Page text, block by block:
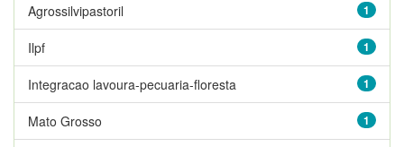
1
Agrossilvipastoril
1
Ilpf
1
Integracao lavoura-pecuaria-floresta
1
Mato Grosso